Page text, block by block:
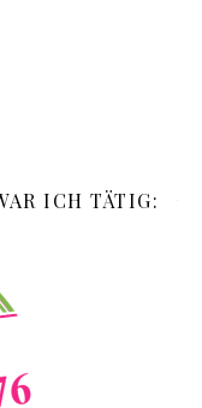
ICH TÄTIG: